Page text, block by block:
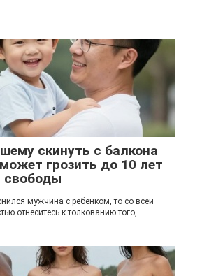
скинуть с балкона
грозить до 10 лет
свободы
мужчина с ребенком, то со всей
отнеситесь к толкованию того,